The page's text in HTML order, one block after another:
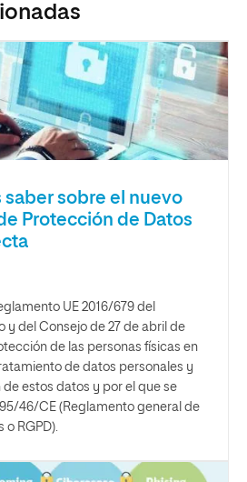
saber sobre el nuevo
Protección de Datos
UE 2016/679 del
y del Consejo de 27 de abril de
de las personas físicas en
de datos personales y
estos datos y por el que se
46/CE (Reglamento general de
RGPD).